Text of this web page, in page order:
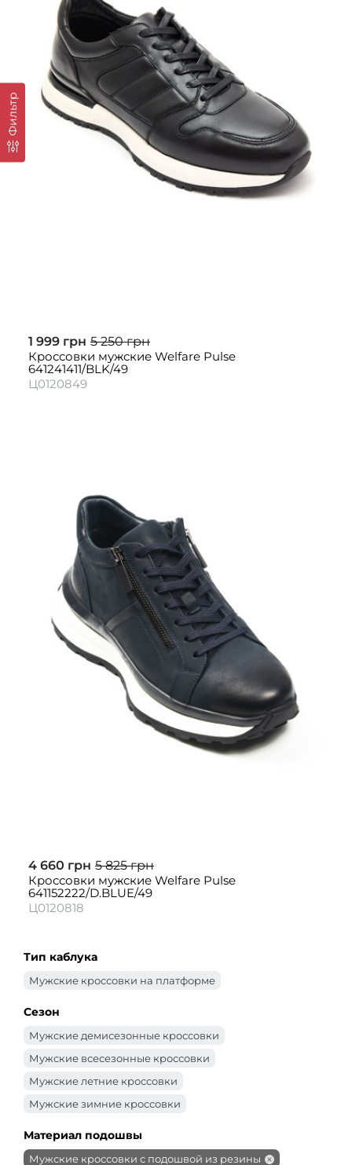
Фильтр
1 999 грн 5 250 грн
Кроссовки мужские Welfare Pulse
641241411/BLK/49
Ц0120849
4 660 грн 5 825 грн
Кроссовки мужские Welfare Pulse
641152222/D.BLUE/49
Ц0120818
Тип каблука
Мужские кроссовки на платформе
Сезон
Мужские демисезонные кроссовки
Мужские всесезонные кроссовки
Мужские летние кроссовки
Мужские зимние кроссовки
Материал подошвы
Мужские кроссовки с подошвой из резины